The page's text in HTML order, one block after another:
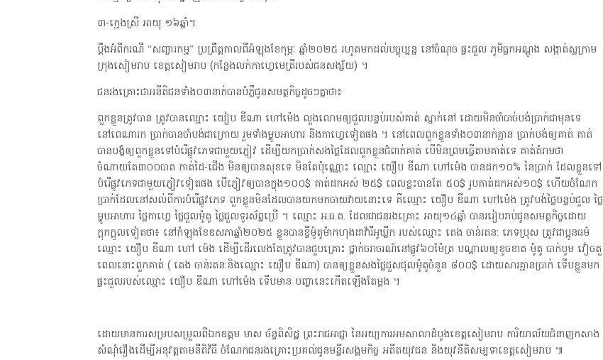
៣-ក្មេងស្រី អាយុ ១៦ឆ្នាំ។
ប្តឹងអំពីករណី “សញ្ចារកម្ម” ប្រព្រឹត្តកាលពីអំឡុងខែកុម្ភៈ ឆ្នាំ២០២៥ រហូតមកដល់បច្ចុប្បន្ន នៅចំណុច ផ្ទះជួល ភូមិធ្លកអណ្តូង សង្កាត់ស្លក្រាម
ក្រុងសៀមរាប ខេត្តសៀមរាប (កន្លែងលក់កាហ្វេមេត្រីរបស់ជនសង្ស័យ) ។
ជនរងគ្រោះជាអនីតិជនទាំង០៣នាក់បានបំភ្លឺជូនសមត្ថកិច្ចដូចៗគ្នាថា៖
ពួកខ្លួនត្រូវបាន ត្រូវបានឈ្មោះ យៀប ឌីណា ហៅម៉េង លួងលោមឲ្យជួលបន្ទប់របស់គាត់ ស្នាក់នៅ ដោយមិនចាំបាច់បង់ប្រាក់ជាមុនទេ
នៅពេណារក ប្រាក់បានចាំបង់ជាក្រោយ រួមទាំងម្ហូបអាហារ និងកាហ្វេទៀតផង ។ នៅពេលពួកខ្លួនទាំង០៣នាក់គ្មាន ប្រាក់បង់ឲ្យគាត់ គាត់
បានបង្ខំឲ្យពួកខ្លួនទៅបំរើផ្លូវភេទជាមួយភ្ញៀវ ដើម្បីយកប្រាក់សងថ្លៃដែលពួកខ្លួនជំពាក់គាត់ បើមិនព្រមធ្វើតាមគាត់ទេ គាត់គំរាមថា
ចំណាយតែ៣០០បាត កាត់ដៃ-ជើង មិនឲ្យបានសុខទេ មិនតែប៉ុណ្ណោះ ឈ្មោះ យឿប ឌីណា ហៅម៉េង បានដក១០% នៃប្រាក់ ដែលខ្លួនទៅ
បំរើផ្លូវភេទជាមួយភ្ញៀវទៀតផង បើភ្ញៀវឲ្យបានក្នុង១០០$ គាត់ដកអស់ ២៥$ ពេលខ្លះបានតែ ៥០$ រូបគាត់ដកអស់១០$ ហើយចំណែក
ប្រាក់ដែលនៅសល់ពីការបំរើផ្លូវភេទ ពួកខ្លួនមិនដែលបានយកមកចាយវាយនោះទេ គឺឈ្មោះ យឿប ឌីណា ហៅម៉េង ត្រូវបង់ថ្លៃបន្ទប់ជួល ថ្លៃ
ម្ហូបអាហារ ថ្លៃកាហ្វេ ថ្លៃជួលម៉ូតូ ថ្លៃជួលទូរស័ព្ទប្រើ ។ ឈ្មោះ អ.ធ.ត. ដែលជាជនរងគ្រោះ អាយុ១៤ឆ្នាំ បានររៀបរាប់ជូនសមត្ថកិច្ចដោយ
ក្តុកក្តួលទៀតថា៖ នៅកំឡុងខែឧសភាឆ្នាំ២០២៥ ខ្លួនបានខ្ចីម៉ូតូម៉ាកហុងដាវ៉ារីអូឃ្លីក របស់ឈ្មោះ តេង ចាន់រតន: ភេទប្រុស ត្រូវជាប្អូនធម៌
ឈ្មោះ យឿប ឌីណា ហៅ ម៉េង ដើម្បីដើរលេងតែត្រូវបានជួបគ្រោះ ថ្នាក់ចរាចរណ៍នៅផ្លូវ៦០ម៉ែត្រ បណ្តាលឲ្យខូចខាត ម៉ូតូ បាក់បូម វៀចតួ
ពេលនោះពួកគាត់ ( តេង ចាន់រតន:និងឈ្មោះ យឿប ឌីណា) បានឲ្យខ្លួនសងថ្លៃជួសជុលម៉ូតូចំនួន ៨០០$ ដោយសារគ្មានប្រាក់ ទើបខ្លួនមក
ផ្ទះជួលរបស់ឈ្មោះ យឿប ឌីណា ហៅម៉េង ទើបមាន បញ្ហានេះកើតឡើងតែម្តង ។
ដោយមានការសម្របសម្រួលពីឯកឧត្តម មាស ច័ន្ទពិសិដ្ឋ ព្រះរាជអាជ្ញា នៃអយ្យការអមសាលាដំបូងខេត្តសៀមរាប ការិយាល័យជំនាញកសាង
សំណុំរឿងដើម្បីអនុវត្តតាមនីតិវិធី ចំណែកជនរងគ្រោះប្រគល់ជូនមន្ទីរសង្គមកិច្ច អតីតយុវជន និងយុវនីតិសម្បទាខេត្តសៀមរាប ៕